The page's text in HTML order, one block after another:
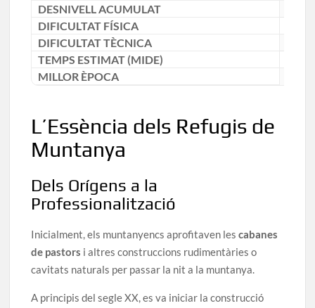
DESNIVELL ACUMULAT
DIFICULTAT FÍSICA
DIFICULTAT TÈCNICA
TEMPS ESTIMAT (MIDE)
MILLOR ÈPOCA
L’Essència dels Refugis de
Muntanya
Dels Orígens a la
Professionalització
Inicialment, els muntanyencs aprofitaven lescabanes
de pastors i altres construccions rudimentàries o
cavitats naturals per passar la nit a la muntanya.
A principis del segle XX, es va iniciar la construcció